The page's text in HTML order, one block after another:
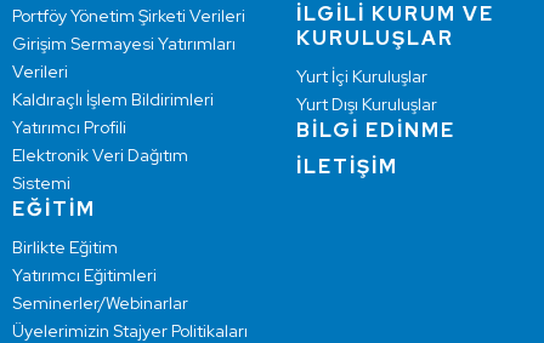
Portföy Yönetim Şirketi Verileri
Girişim Sermayesi Yatırımları
Verileri
Kaldıraçlı İşlem Bildirimleri
Yatırımcı Profili
Elektronik Veri Dağıtım
Sistemi
EĞİTİM
Birlikte Eğitim
Yatırımcı Eğitimleri
Seminerler/Webinarlar
Üyelerimizin Stajyer Politikaları
İLGİLİ KURUM VE
KURULUŞLAR
Yurt İçi Kuruluşlar
Yurt Dışı Kuruluşlar
BİLGİ EDİNME
İLETİŞİM